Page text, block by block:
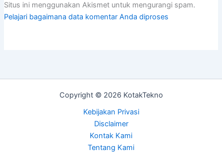
Situs ini menggunakan Akismet untuk mengurangi spam.
Pelajari bagaimana data komentar Anda diproses
Copyright © 2026 KotakTekno
Kebijakan Privasi
Disclaimer
Kontak Kami
Tentang Kami